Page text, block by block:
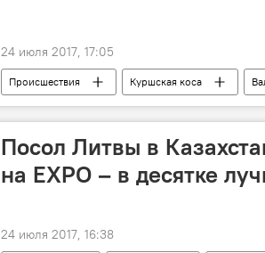
24 июля 2017, 17:05
Происшествия Куршская коса
линия электропередач
Посол Литвы в
на EXPO – в десятке
24 июля 2017, 16:38